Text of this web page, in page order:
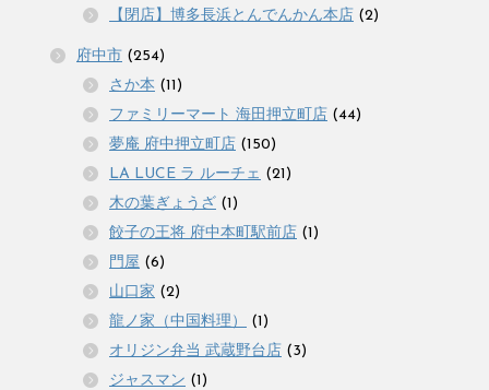
【閉店】博多長浜とんでんかん本店 (2)
府中市 (254)
さか本 (11)
ファミリーマート 海田押立町店 (44)
夢庵 府中押立町店 (150)
LA LUCE ラ ルーチェ (21)
木の葉ぎょうざ (1)
餃子の王将 府中本町駅前店 (1)
門屋 (6)
山口家 (2)
龍ノ家（中国料理）
(1)
オリジン弁当 武蔵野台店 (3)
ジャスマン (1)